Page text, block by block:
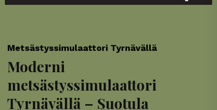
Metsästyssimulaattori Tyrnävällä
Moderni
metsästyssimulaattori
Tyrnävällä – Suotula